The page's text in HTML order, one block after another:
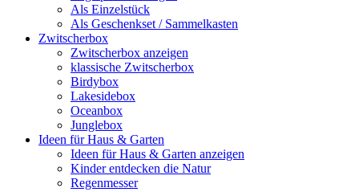
Als Einzelstück
Als Geschenkset / Sammelkasten
Zwitscherbox
Zwitscherbox anzeigen
klassische Zwitscherbox
Birdybox
Lakesidebox
Oceanbox
Junglebox
Ideen für Haus & Garten
Ideen für Haus & Garten anzeigen
Kinder entdecken die Natur
Regenmesser